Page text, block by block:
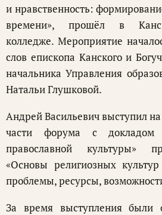
и нравственность:
времени», прошёл в
колледже. Мероприятие
слов епископа Канского и
начальника Управления
Натальи Глушковой.
Андрей Васильевич выступил
части форума с докладом
православной культуры»
«Основы религиозных
проблемы, ресурсы,
За время выступления были